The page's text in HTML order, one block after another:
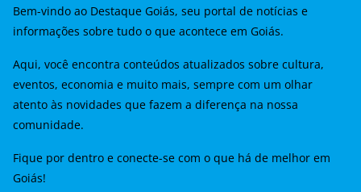
Bem-vindo ao Destaque Goiás, seu portal de notícias e
informações sobre tudo o que acontece em Goiás.
Aqui, você encontra conteúdos atualizados sobre cultura,
eventos, economia e muito mais, sempre com um olhar
atento às novidades que fazem a diferença na nossa
comunidade.
Fique por dentro e conecte-se com o que há de melhor em
Goiás!